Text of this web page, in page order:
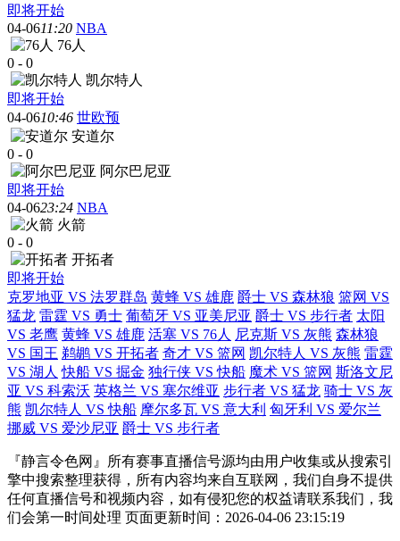
即将开始
04-0611:20 NBA
76人
0 - 0
凯尔特人
即将开始
04-0610:46 世欧预
安道尔
0 - 0
阿尔巴尼亚
即将开始
04-0623:24 NBA
火箭
0 - 0
开拓者
即将开始
克罗地亚 VS 法罗群岛 黄蜂 VS 雄鹿 爵士 VS 森林狼 篮网 VS
猛龙 雷霆 VS 勇士 葡萄牙 VS 亚美尼亚 爵士 VS 步行者 太阳
VS 老鹰 黄蜂 VS 雄鹿 活塞 VS 76人 尼克斯 VS 灰熊 森林狼
VS 国王 鹈鹕 VS 开拓者 奇才 VS 篮网 凯尔特人 VS 灰熊 雷霆
VS 湖人 快船 VS 掘金 独行侠 VS 快船 魔术 VS 篮网 斯洛文尼
亚 VS 科索沃 英格兰 VS 塞尔维亚 步行者 VS 猛龙 骑士 VS 灰
熊 凯尔特人 VS 快船 摩尔多瓦 VS 意大利 匈牙利 VS 爱尔兰
挪威 VS 爱沙尼亚 爵士 VS 步行者
『静言令色网』所有赛事直播信号源均由用户收集或从搜索引
擎中搜索整理获得，所有内容均来自互联网，我们自身不提供
任何直播信号和视频内容，如有侵犯您的权益请联系我们，我
们会第一时间处理 页面更新时间：2026-04-06 23:15:19